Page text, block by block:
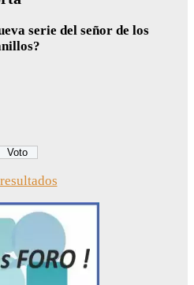
serie del señor de los